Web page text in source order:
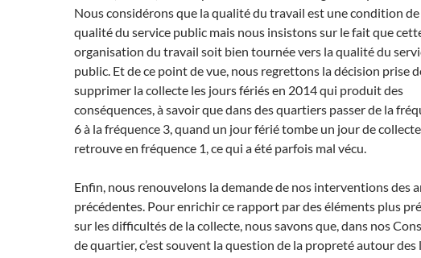
Nous considérons que la qualité du travail est une condition de
qualité du service public mais nous insistons sur le fait que
organisation du travail soit bien tournée vers la qualité du
public. Et de ce point de vue, nous regrettons la décision prise
supprimer la collecte les jours fériés en 2014 qui produit des
conséquences, à savoir que dans des quartiers passer de la
6 à la fréquence 3, quand un jour férié tombe un jour de
retrouve en fréquence 1, ce qui a été parfois mal vécu.
Enfin, nous renouvelons la demande de nos interventions des
précédentes. Pour enrichir ce rapport par des éléments plus
sur les difficultés de la collecte, nous savons que, dans nos
de quartier, c’est souvent la question de la propreté autour des